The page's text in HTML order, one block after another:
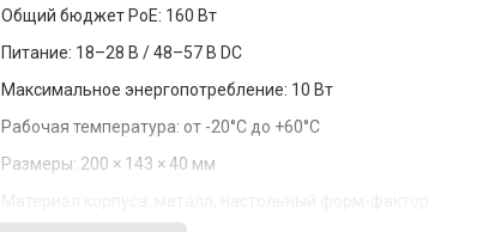
Общий бюджет PoE: 160 Вт
Питание: 18–28 В / 48–57 В DC
Максимальное энергопотребление: 10 Вт
Рабочая температура: от -20°C до +60°C
Размеры: 200 × 143 × 40 мм